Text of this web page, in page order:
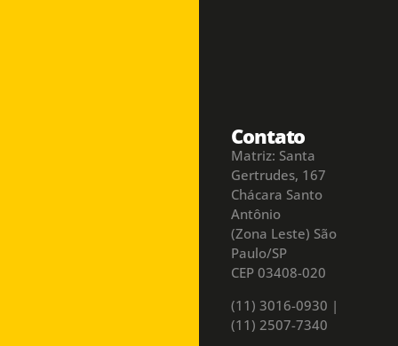
Contato
Matriz: Santa
Gertrudes, 167
Chácara Santo
Antônio
(Zona Leste) São
Paulo/SP
CEP 03408-020
(11) 3016-0930​ |
(11) 2507-7340